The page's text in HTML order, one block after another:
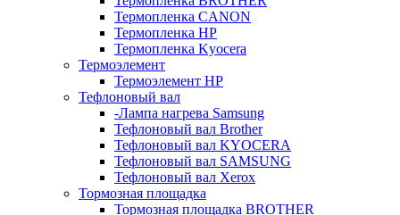
Термопленка CANON
Термопленка HP
Термопленка Kyocera
Термоэлемент
Термоэлемент НР
Тефлоновый вал
-Лампа нагрева Samsung
Тефлоновый вал Brother
Тефлоновый вал KYOCERA
Тефлоновый вал SAMSUNG
Тефлоновый вал Xerox
Тормозная площадка
Тормозная площадка BROTHER